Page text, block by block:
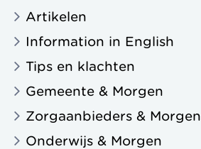
Artikelen
Information in English
Tips en klachten
Gemeente & Morgen
Zorgaanbieders & Morgen
Onderwijs & Morgen